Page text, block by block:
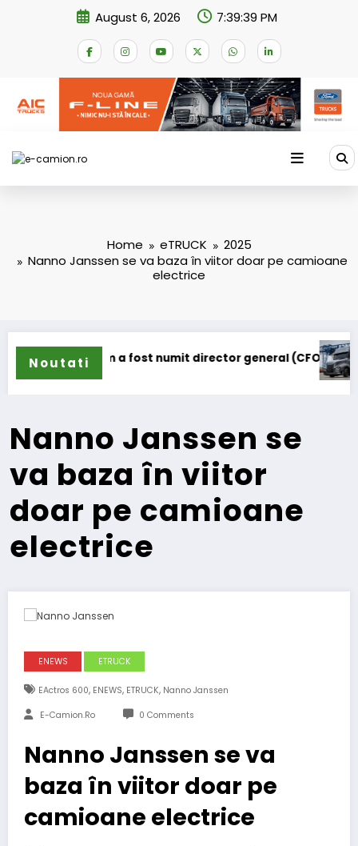
August 6, 2026 7:39:40 PM
Home eTRUCK
2025
Nanno Janssen se va baza în viitor doar pe camioane
electrice
Noutati
numit director general (CFO) pentru cellcentric
IVECO Strator se
Nanno Janssen se
va baza în viitor
doar pe camioane
electrice
ENEWS ETRUCK
EActros 600, ENEWS, ETRUCK, Nanno Janssen
E-Camion.ro 0 Comments
Nanno Janssen se va
baza în viitor doar pe
camioane electrice